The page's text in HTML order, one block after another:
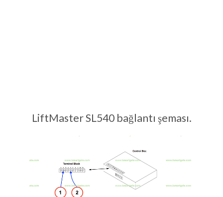
LiftMaster SL540 bağlantı şeması.